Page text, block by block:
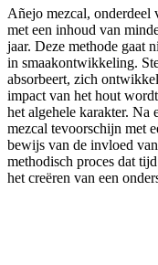
Añejo mezcal, onderdeel
met een inhoud van
jaar. Deze methode gaat
in smaakontwikkeling.
absorbeert, zich
impact van het hout
het algehele karakter. Na
mezcal tevoorschijn met
bewijs van de invloed
methodisch proces dat
het creëren van een